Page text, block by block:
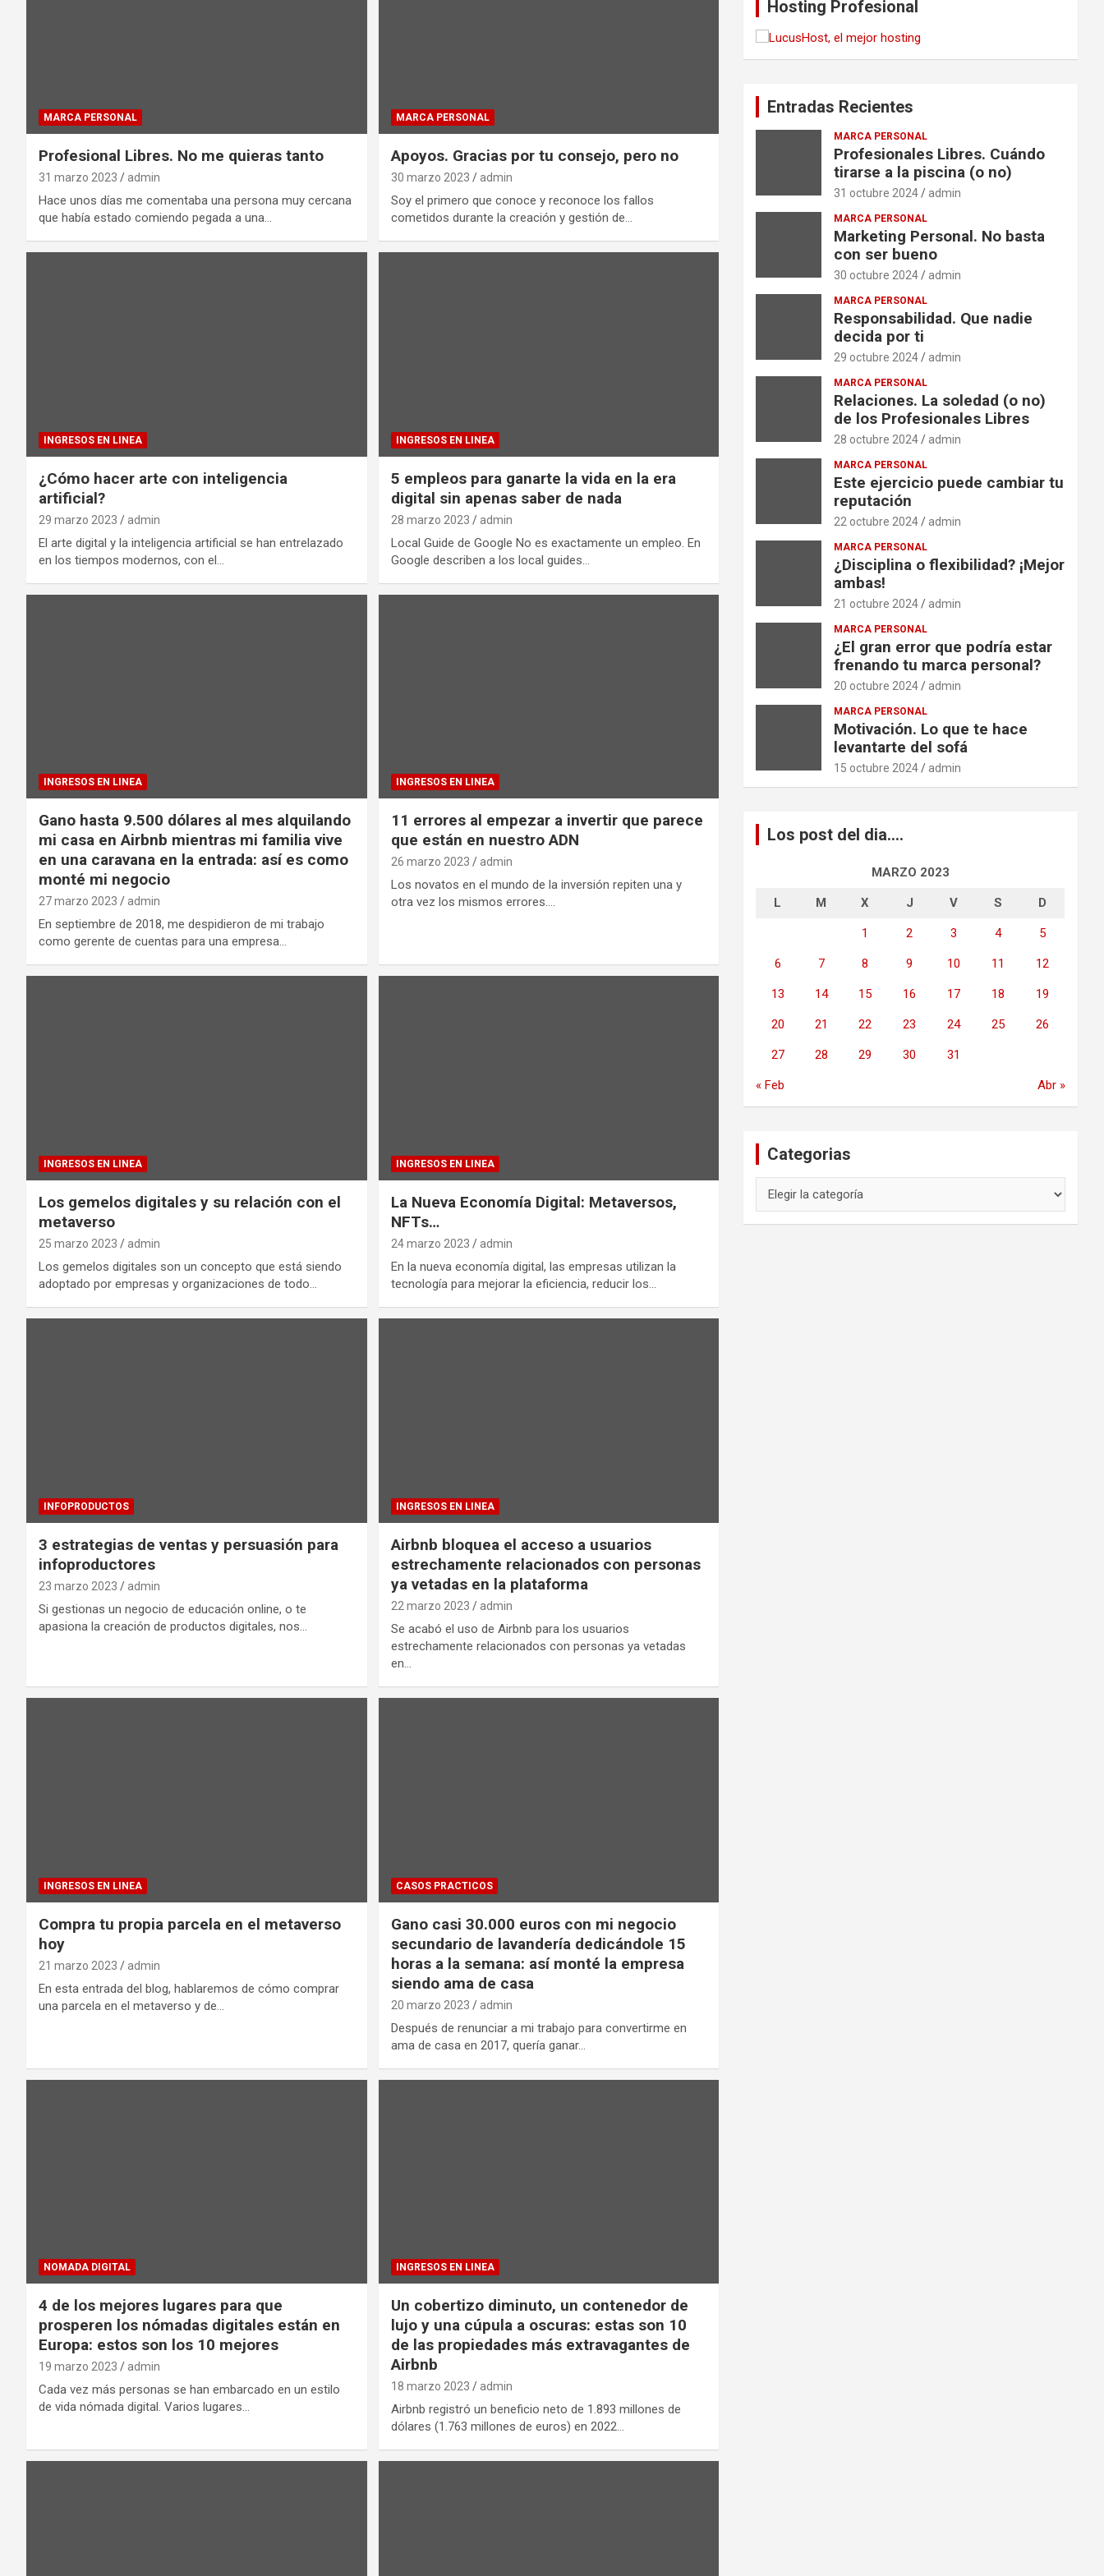
MARCA PERSONAL
Profesional Libres. No me quieras tanto
31 marzo 2023 admin
Hace unos días me comentaba una persona muy cercana
que había estado comiendo pegada a una…
MARCA PERSONAL
Apoyos. Gracias por tu consejo, pero no
30 marzo 2023 admin
Soy el primero que conoce y reconoce los fallos
cometidos durante la creación y gestión de…
INGRESOS EN LINEA
¿Cómo hacer arte con inteligencia
artificial?
29 marzo 2023 admin
El arte digital y la inteligencia artificial se han entrelazado
en los tiempos modernos, con el…
INGRESOS EN LINEA
5 empleos para ganarte la vida en la era
digital sin apenas saber de nada
28 marzo 2023 admin
Local Guide de Google No es exactamente un empleo. En
Google describen a los local guides…
INGRESOS EN LINEA
Gano hasta 9.500 dólares al mes alquilando
mi casa en Airbnb mientras mi familia vive
en una caravana en la entrada: así es como
monté mi negocio
27 marzo 2023 admin
En septiembre de 2018, me despidieron de mi trabajo
como gerente de cuentas para una empresa…
INGRESOS EN LINEA
11 errores al empezar a invertir que parece
que están en nuestro ADN
26 marzo 2023 admin
Los novatos en el mundo de la inversión repiten una y
otra vez los mismos errores.…
INGRESOS EN LINEA
Los gemelos digitales y su relación con el
metaverso
25 marzo 2023 admin
Los gemelos digitales son un concepto que está siendo
adoptado por empresas y organizaciones de todo…
INGRESOS EN LINEA
La Nueva Economía Digital: Metaversos,
NFTs…
24 marzo 2023 admin
En la nueva economía digital, las empresas utilizan la
tecnología para mejorar la eficiencia, reducir los…
INFOPRODUCTOS
3 estrategias de ventas y persuasión para
infoproductores
23 marzo 2023 admin
Si gestionas un negocio de educación online, o te
apasiona la creación de productos digitales, nos…
INGRESOS EN LINEA
Airbnb bloquea el acceso a usuarios
estrechamente relacionados con personas
ya vetadas en la plataforma
22 marzo 2023 admin
Se acabó el uso de Airbnb para los usuarios
estrechamente relacionados con personas ya vetadas
en…
INGRESOS EN LINEA
Compra tu propia parcela en el metaverso
hoy
21 marzo 2023 admin
En esta entrada del blog, hablaremos de cómo comprar
una parcela en el metaverso y de…
CASOS PRACTICOS
Gano casi 30.000 euros con mi negocio
secundario de lavandería dedicándole 15
horas a la semana: así monté la empresa
siendo ama de casa
20 marzo 2023 admin
Después de renunciar a mi trabajo para convertirme en
ama de casa en 2017, quería ganar…
NOMADA DIGITAL
4 de los mejores lugares para que
prosperen los nómadas digitales están en
Europa: estos son los 10 mejores
19 marzo 2023 admin
Cada vez más personas se han embarcado en un estilo
de vida nómada digital. Varios lugares…
INGRESOS EN LINEA
Un cobertizo diminuto, un contenedor de
lujo y una cúpula a oscuras: estas son 10
de las propiedades más extravagantes de
Airbnb
18 marzo 2023 admin
Airbnb registró un beneficio neto de 1.893 millones de
dólares (1.763 millones de euros) en 2022…
Hosting Profesional
Entradas Recientes
MARCA PERSONAL
Profesionales Libres. Cuándo
tirarse a la piscina (o no)
31 octubre 2024 admin
MARCA PERSONAL
Marketing Personal. No basta
con ser bueno
30 octubre 2024 admin
MARCA PERSONAL
Responsabilidad. Que nadie
decida por ti
29 octubre 2024 admin
MARCA PERSONAL
Relaciones. La soledad (o no)
de los Profesionales Libres
28 octubre 2024 admin
MARCA PERSONAL
Este ejercicio puede cambiar tu
reputación
22 octubre 2024 admin
MARCA PERSONAL
¿Disciplina o flexibilidad? ¡Mejor
ambas!
21 octubre 2024 admin
MARCA PERSONAL
¿El gran error que podría estar
frenando tu marca personal?
20 octubre 2024 admin
MARCA PERSONAL
Motivación. Lo que te hace
levantarte del sofá
15 octubre 2024 admin
Los post del dia….
MARZO 2023
L M X J V S D
1 2 3 4 5
6 7 8 9 10 11 12
13 14 15 16 17 18 19
20 21 22 23 24 25 26
27 28 29 30 31
« Feb Abr »
Categorias